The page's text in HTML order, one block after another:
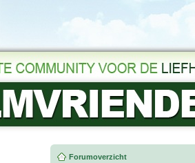
Forumoverzicht